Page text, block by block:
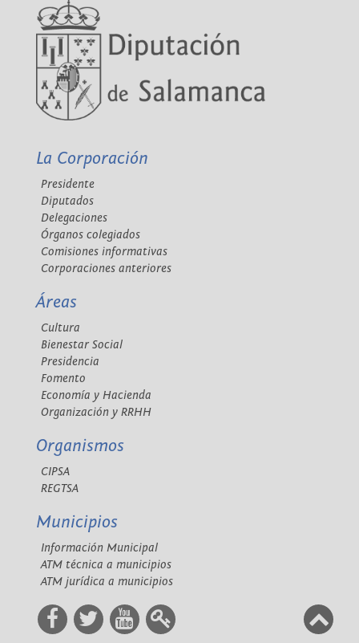
La Corporación
Presidente
Diputados
Delegaciones
Órganos colegiados
Comisiones informativas
Corporaciones anteriores
Áreas
Cultura
Bienestar Social
Presidencia
Fomento
Economía y Hacienda
Organización y RRHH
Organismos
CIPSA
REGTSA
Municipios
Información Municipal
ATM técnica a municipios
ATM jurídica a municipios